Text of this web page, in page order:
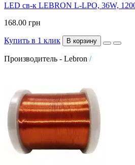
LED св-к LEBRON L-LPO, 36W,
168.00 грн
Купить в 1 клик В корзину
Производитель - Lebron /